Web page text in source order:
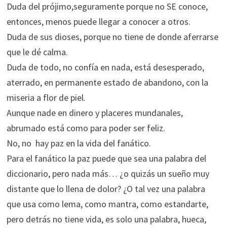
Duda del prójimo,seguramente porque no SE conoce,
entonces, menos puede llegar a conocer a otros.
Duda de sus dioses, porque no tiene de donde aferrarse
que le dé calma.
Duda de todo, no confía en nada, está desesperado,
aterrado, en permanente estado de abandono, con la
miseria a flor de piel.
Aunque nade en dinero y placeres mundanales,
abrumado está como para poder ser feliz.
No, no hay paz en la vida del fanático.
Para el fanático la paz puede que sea una palabra del
diccionario, pero nada más… ¿o quizás un sueño muy
distante que lo llena de dolor? ¿O tal vez una palabra
que usa como lema, como mantra, como estandarte,
pero detrás no tiene vida, es solo una palabra, hueca,